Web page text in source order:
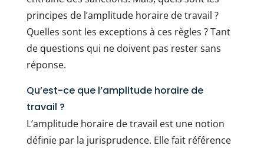
principes de l’amplitude horaire de travail ?
Quelles sont les exceptions à ces règles ? Tant
de questions qui ne doivent pas rester sans
réponse.
Qu’est-ce que l’amplitude horaire de
travail ?
L’amplitude horaire de travail est une notion
définie par la jurisprudence. Elle fait référence